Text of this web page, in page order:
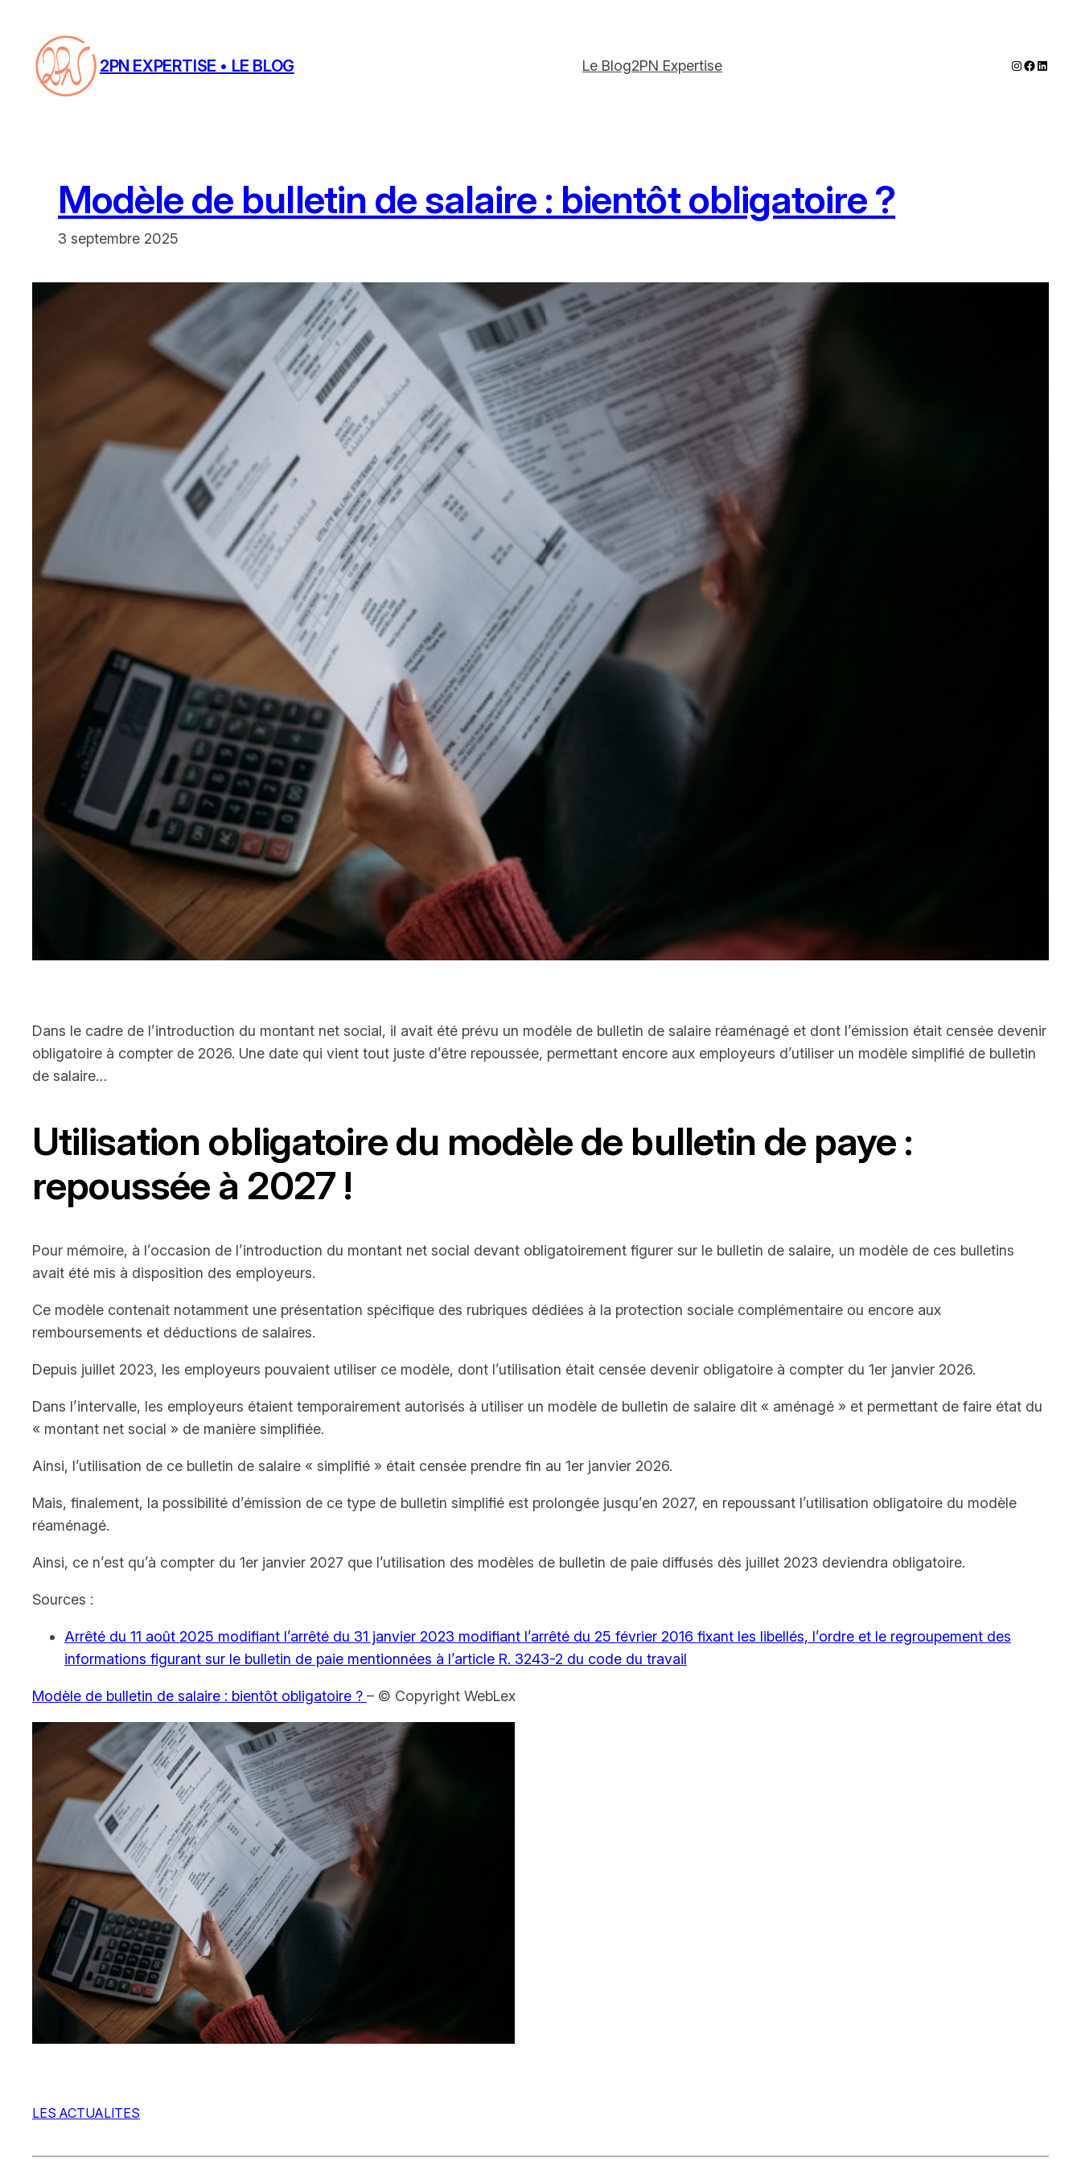
contenu
2PN EXPERTISE • LE BLOG Le Blog2PN Expertise Instagram
Modèle de bulletin de salaire : bientôt obligatoire ?
3 septembre 2025
Dans le cadre de l’introduction du montant net social, il avait été prévu un modèle de bulletin de salaire réaménagé et dont l’émission était censée devenir
obligatoire à compter de 2026. Une date qui vient tout juste d’être repoussée, permettant encore aux employeurs d’utiliser un modèle simplifié de bulletin
de salaire…
Utilisation obligatoire du modèle de bulletin de paye :
repoussée à 2027 !
Pour mémoire, à l’occasion de l’introduction du montant net social devant obligatoirement figurer sur le bulletin de salaire, un modèle de ces bulletins
avait été mis à disposition des employeurs.
Ce modèle contenait notamment une présentation spécifique des rubriques dédiées à la protection sociale complémentaire ou encore aux
remboursements et déductions de salaires.
Depuis juillet 2023, les employeurs pouvaient utiliser ce modèle, dont l’utilisation était censée devenir obligatoire à compter du 1er janvier 2026.
Dans l’intervalle, les employeurs étaient temporairement autorisés à utiliser un modèle de bulletin de salaire dit « aménagé » et permettant de faire état du
« montant net social » de manière simplifiée.
Ainsi, l’utilisation de ce bulletin de salaire « simplifié » était censée prendre fin au 1er janvier 2026.
Mais, finalement, la possibilité d’émission de ce type de bulletin simplifié est prolongée jusqu’en 2027, en repoussant l’utilisation obligatoire du modèle
réaménagé.
Ainsi, ce n’est qu’à compter du 1er janvier 2027 que l’utilisation des modèles de bulletin de paie diffusés dès juillet 2023 deviendra obligatoire.
Sources :
Arrêté du 11 août 2025 modifiant l’arrêté du 31 janvier 2023 modifiant l’arrêté du 25 février 2016 fixant les libellés, l’ordre et le regroupement des
informations figurant sur le bulletin de paie mentionnées à l’article R. 3243-2 du code du travail
Modèle de bulletin de salaire : bientôt obligatoire ? – © Copyright WebLex
LES ACTUALITES